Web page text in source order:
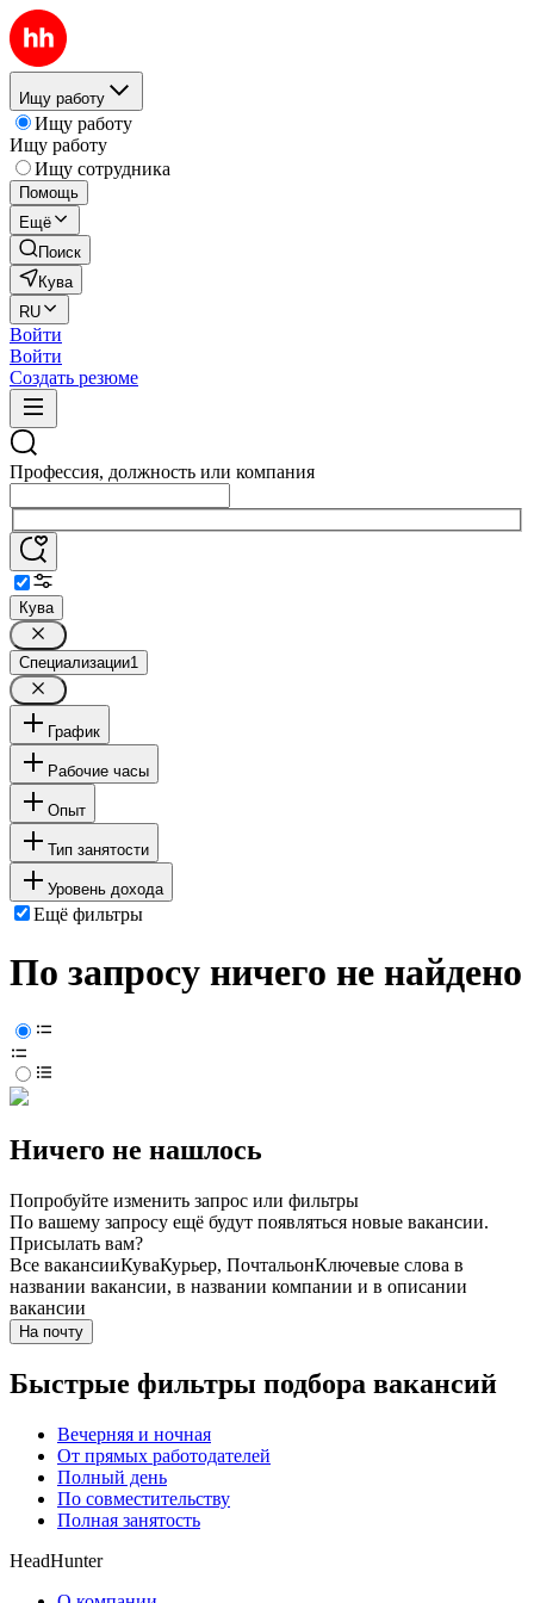
Ищу работу
Ищу работу
Ищу работу
Ищу сотрудника
Помощь
Ещё
Поиск
Кува
RU
Войти
Войти
Создать резюме
Профессия, должность или компания
Кува
Специализации1
График
Рабочие часы
Опыт
Тип занятости
Уровень дохода
Ещё фильтры
По запросу ничего не найдено
Ничего не нашлось
Попробуйте изменить запрос или фильтры
По вашему запросу ещё будут появляться новые вакансии.
Присылать вам?
Все вакансииКуваКурьер, ПочтальонКлючевые слова в
названии вакансии, в названии компании и в описании
вакансии
На почту
Быстрые фильтры подбора вакансий
Вечерняя и ночная
От прямых работодателей
Полный день
По совместительству
Полная занятость
HeadHunter